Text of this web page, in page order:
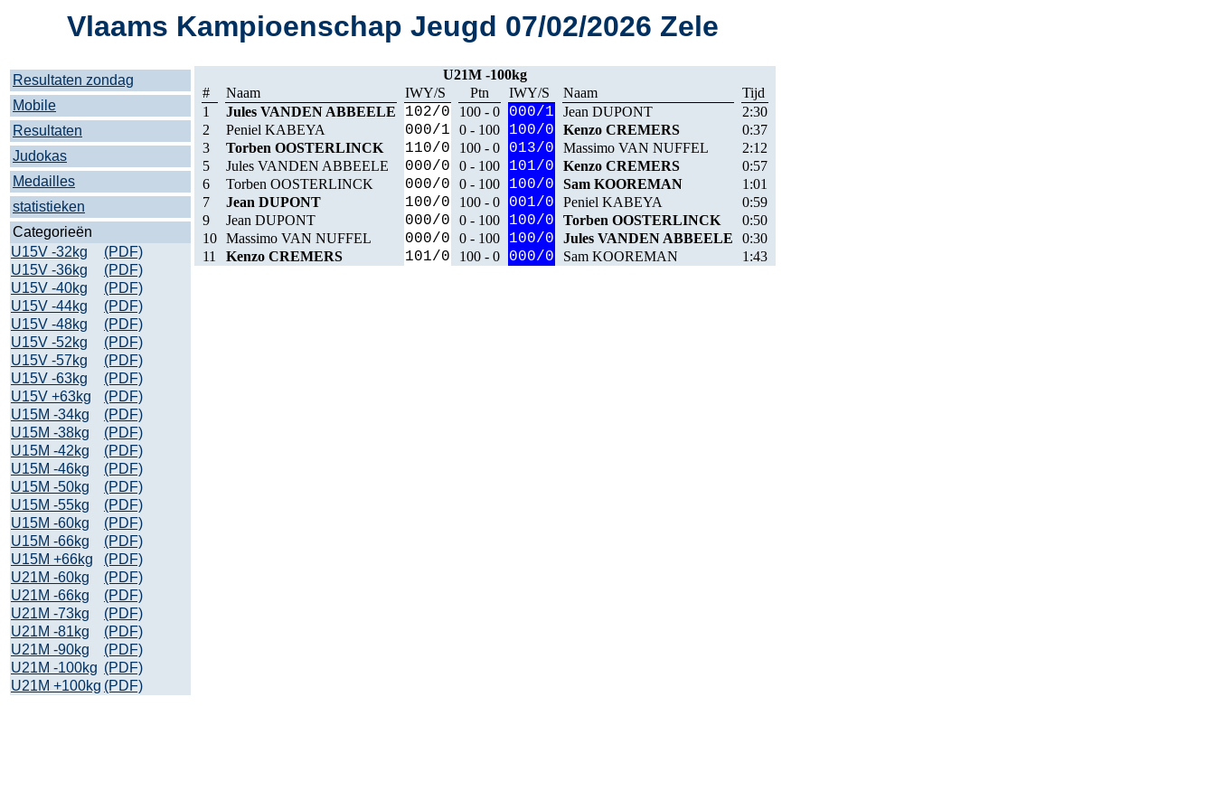
Vlaams Kampioenschap Jeugd 07/02/2026 Zele
Resultaten zondag
Mobile
Resultaten
Judokas
Medailles
statistieken
Categorieën
U15V -32kg
(PDF)
U15V -36kg
(PDF)
U15V -40kg
(PDF)
U15V -44kg
(PDF)
U15V -48kg
(PDF)
U15V -52kg
(PDF)
U15V -57kg
(PDF)
U15V -63kg
(PDF)
U15V +63kg
(PDF)
U15M -34kg
(PDF)
U15M -38kg
(PDF)
U15M -42kg
(PDF)
U15M -46kg
(PDF)
U15M -50kg
(PDF)
U15M -55kg
(PDF)
U15M -60kg
(PDF)
U15M -66kg
(PDF)
U15M +66kg
(PDF)
U21M -60kg
(PDF)
U21M -66kg
(PDF)
U21M -73kg
(PDF)
U21M -81kg
(PDF)
U21M -90kg
(PDF)
U21M -100kg (PDF)
U21M +100kg (PDF)
U21M -100kg
#
Naam IWY/S Ptn IWY/S Naam
Tijd
1
Jules VANDEN ABBEELE 102/0 100 - 0 000/1 Jean DUPONT
2:30
2
Peniel KABEYA 000/1 0 - 100 100/0 Kenzo CREMERS
0:37
3
Torben OOSTERLINCK 110/0 100 - 0 013/0 Massimo VAN NUFFEL
2:12
5
Jules VANDEN ABBEELE 000/0 0 - 100 101/0 Kenzo CREMERS
0:57
6
Torben OOSTERLINCK 000/0 0 - 100 100/0 Sam KOOREMAN
1:01
7
Jean DUPONT 100/0 100 - 0 001/0 Peniel KABEYA
0:59
9
Jean DUPONT 000/0 0 - 100 100/0 Torben OOSTERLINCK
0:50
10 Massimo VAN NUFFEL 000/0 0 - 100 100/0 Jules VANDEN ABBEELE
0:30
11
Kenzo CREMERS 101/0 100 - 0 000/0 Sam KOOREMAN 1:43